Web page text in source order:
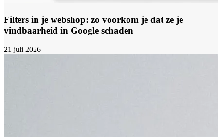
Filters in je webshop: zo voorkom je dat ze je
vindbaarheid in Google schaden
21 juli 2026